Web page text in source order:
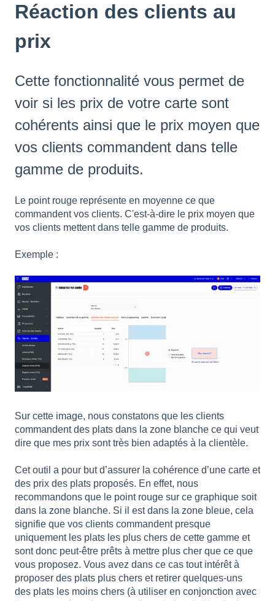
Réaction des clients au
prix
Cette fonctionnalité vous permet de
voir si les prix de votre carte sont
cohérents ainsi que le prix moyen que
vos clients commandent dans telle
gamme de produits.
Le point rouge représente en moyenne ce que
commandent vos clients. C'est-à-dire le prix moyen que
vos clients mettent dans telle gamme de produits.
Exemple :
Sur cette image, nous constatons que les clients
commandent des plats dans la zone blanche ce qui veut
dire que mes prix sont très bien adaptés à la clientèle.
Cet outil a pour but d’assurer la cohérence d’une carte et
des prix des plats proposés. En effet, nous
recommandons que le point rouge sur ce graphique soit
dans la zone blanche. Si il est dans la zone bleue, cela
signifie que vos clients commandent presque
uniquement les plats les plus chers de cette gamme et
sont donc peut-être prêts à mettre plus cher que ce que
vous proposez. Vous avez dans ce cas tout intérêt à
proposer des plats plus chers et retirer quelques-uns
des plats les moins chers (à utiliser en conjonction avec